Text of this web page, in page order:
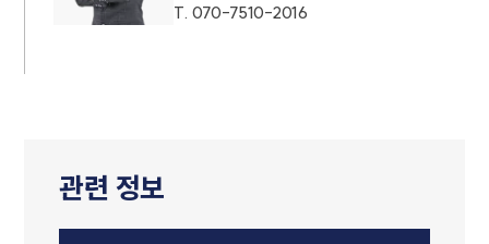
T. 070-7510-2016
관련 정보